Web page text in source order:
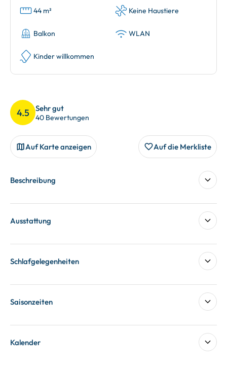
44 m² Keine Haustiere
Balkon WLAN
Kinder willkommen
4.5 Sehr gut
40 Bewertungen
Auf Karte anzeigen Auf die Merkliste
Beschreibung
Ausstattung
Schlafgelegenheiten
Saisonzeiten
Kalender